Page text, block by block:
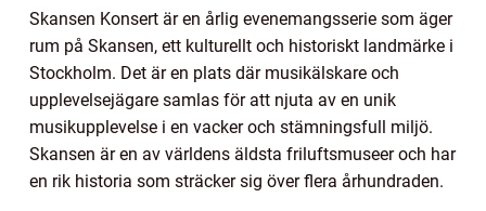
Skansen Konsert är en årlig evenemangsserie som äger
rum på Skansen, ett kulturellt och historiskt landmärke i
Stockholm. Det är en plats där musikälskare och
upplevelsejägare samlas för att njuta av en unik
musikupplevelse i en vacker och stämningsfull miljö.
Skansen är en av världens äldsta friluftsmuseer och har
en rik historia som sträcker sig över flera århundraden.